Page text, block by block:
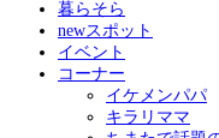
暮らそら
newスポット
イベント
コーナー
イケメンパパ
キラリママ